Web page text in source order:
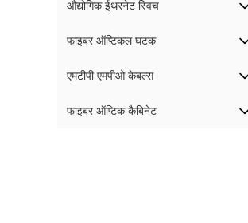
औद्योगिक ईथरनेट स्विच
फाइबर ऑप्टिकल घटक
एमटीपी एमपीओ केबल्स
फाइबर ऑप्टिक कैबिनेट